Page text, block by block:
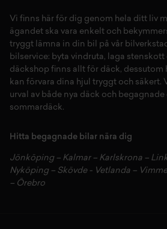
Vi finns här för dig genom hela ditt liv
ägandet ska vara enkelt och
tryggt lämna in din bil på vår
bilservice: byta vindruta, laga stenskott
däckshop finns allt för däck, dessutom
kan förvara dina hjul tryggt och säkert.
urval av både nya däck och begagnade
sommardäck.
Hitta begagnade bilar nära dig
Jönköping– Kalmar – Karlskrona –
Nyköping– Skövde- Vetlanda –
– Örebro